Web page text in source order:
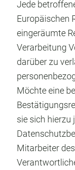
Jede
Europäischen
eingeräumte
Verarbeitung
darüber zu
Möchte eine
sie sich hierzu
Mitarbeiter